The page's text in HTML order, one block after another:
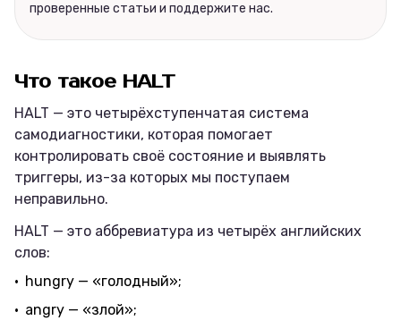
проверенные статьи и поддержите нас.
Что такое HALT
HALT — это четырёхступенчатая система
самодиагностики, которая помогает
контролировать своё состояние и выявлять
триггеры, из-за которых мы поступаем
неправильно.
HALT — это аббревиатура из четырёх английских
слов:
hungry — «голодный»;
angry — «злой»;